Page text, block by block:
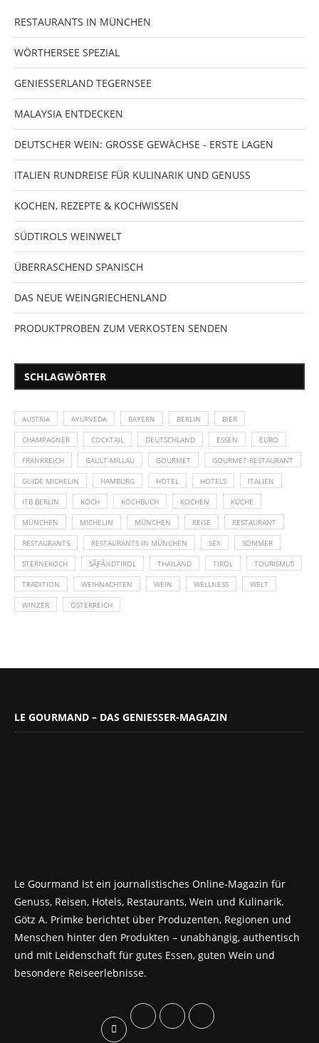
RESTAURANTS IN MÜNCHEN
WÖRTHERSEE SPEZIAL
GENIESSERLAND TEGERNSEE
MALAYSIA ENTDECKEN
DEUTSCHER WEIN: GROSSE GEWÄCHSE - ERSTE LAGEN
ITALIEN RUNDREISE FÜR KULINARIK UND GENUSS
KOCHEN, REZEPTE & KOCHWISSEN
SÜDTIROLS WEINWELT
ÜBERRASCHEND SPANISCH
DAS NEUE WEINGRIECHENLAND
PRODUKTPROBEN ZUM VERKOSTEN SENDEN
SCHLAGWÖRTER
AUSTRIA AYURVEDA BAYERN BERLIN BIER
CHAMPAGNER COCKTAIL DEUTSCHLAND ESSEN EURO
FRANKREICH GAULT-MILLAU GOURMET GOURMET-RESTAURANT
GUIDE MICHELIN HAMBURG HOTEL HOTELS ITALIEN
ITB BERLIN KOCH KOCHBUCH KOCHEN KÜCHE
MÜNCHEN MICHELIN MÜNCHEN REISE RESTAURANT
RESTAURANTS RESTAURANTS IN MÜNCHEN SEX SOMMER
STERNEKOCH SÃƑÂ¼DTIROL THAILAND TIROL TOURISMUS
TRADITION WEIHNACHTEN WEIN WELLNESS WELT
WINZER ÖSTERREICH
LE GOURMAND – DAS GENIESSER-MAGAZIN
Le Gourmand ist ein journalistisches Online-Magazin für
Genuss, Reisen, Hotels, Restaurants, Wein und Kulinarik.
Götz A. Primke berichtet über Produzenten, Regionen und
Menschen hinter den Produkten – unabhängig, authentisch
und mit Leidenschaft für gutes Essen, guten Wein und
besondere Reiseerlebnisse.